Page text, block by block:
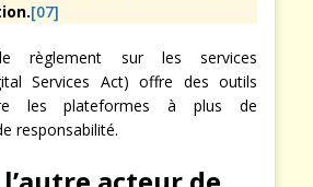
[07]
le règlement sur les services
Services Act) offre des outils
les plateformes à plus de
responsabilité.